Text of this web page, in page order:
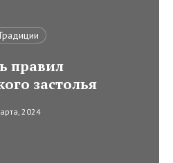
правил
застолья
2024